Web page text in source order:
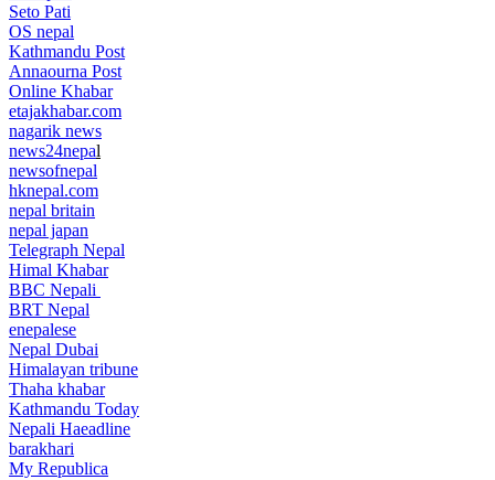
Seto Pati
OS nepal
Kathmandu Post
Annaourna Post
Online Khabar
etajakhabar.com
nagarik news
news24nepal
newsofnepal
hknepal.com
nepal britain
nepal japan
Telegraph Nepal
Himal Khabar
BBC Nepali
BRT Nepal
enepalese
Nepal Dubai
Himalayan tribune
Thaha khabar
Kathmandu Today
Nepali Haeadline
barakhari
My Republica